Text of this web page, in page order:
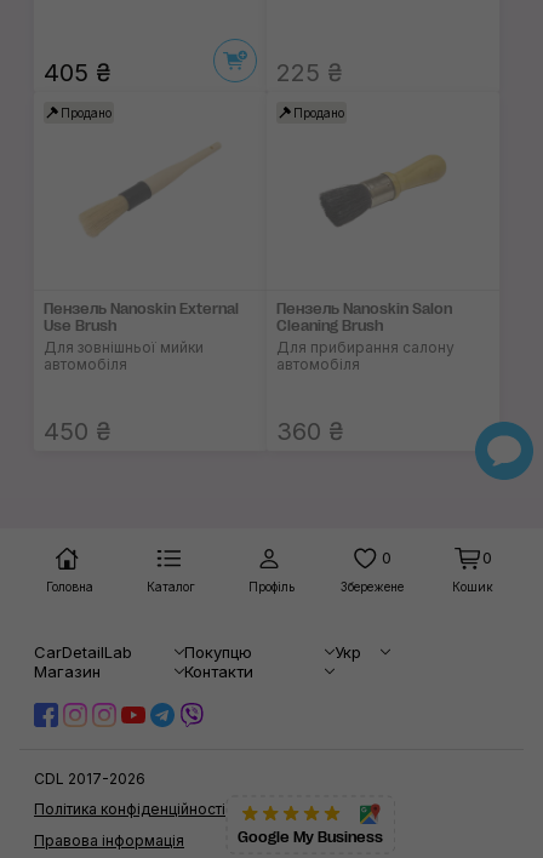
405 ₴ 225 ₴
Продано
Пензель Nanoskin External
Use Brush
Для зовнішньої мийки
автомобіля
450 ₴
Продано
Пензель Nanoskin Salon
Cleaning Brush
Для прибирання салону
автомобіля
360 ₴
Головна Каталог Профіль
0
Збережене
0
Кошик
CarDetailLab Покупцю
Укр
Магазин
Контакти
CDL 2017-2026
Правова інформація
Політика конфіденційності
Google My Business